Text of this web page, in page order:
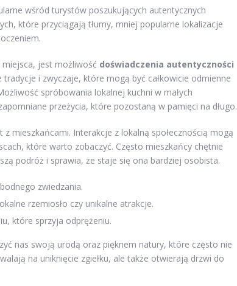
wśród turystów poszukujących autentycznych
które przyciągają tłumy, mniej popularne lokalizacje
miejsca, jest możliwość doświadczenia autentyczności
i zwyczaje, które mogą być całkowicie odmienne
spróbowania lokalnej kuchni w małych
przeżycia, które pozostaną w pamięci na długo.
mieszkańcami. Interakcje z lokalną społecznością mogą
które warto zobaczyć. Często mieszkańcy chętnie
podróż i sprawia, że staje się ona bardziej osobista.
zwiedzania.
rzemiosło czy unikalne atrakcje.
które sprzyja odprężeniu.
nas swoją urodą oraz pięknem natury, które często nie
na uniknięcie zgiełku, ale także otwierają drzwi do